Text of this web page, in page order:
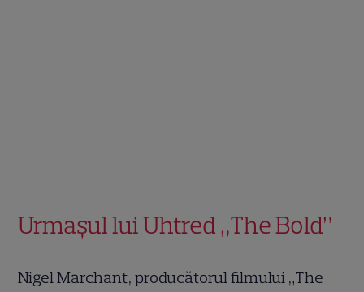
Urmașul lui Uhtred „The Bold”
Nigel Marchant, producătorul filmului „The